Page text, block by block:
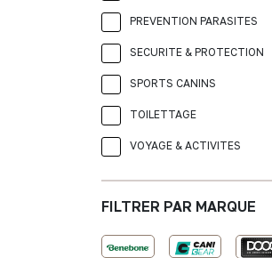
PREVENTION PARASITES
SECURITE & PROTECTION
SPORTS CANINS
TOILETTAGE
VOYAGE & ACTIVITES
FILTRER PAR MARQUE